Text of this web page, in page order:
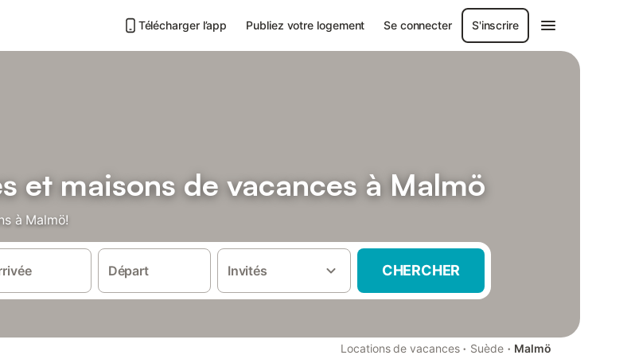
Télécharger l’app Publiez votre logement Se connecter S'inscrire
et maisons de vacances à Malmö
à Malmö!
Départ Invités CHERCHER
Locations de vacances · Suède · Malmö